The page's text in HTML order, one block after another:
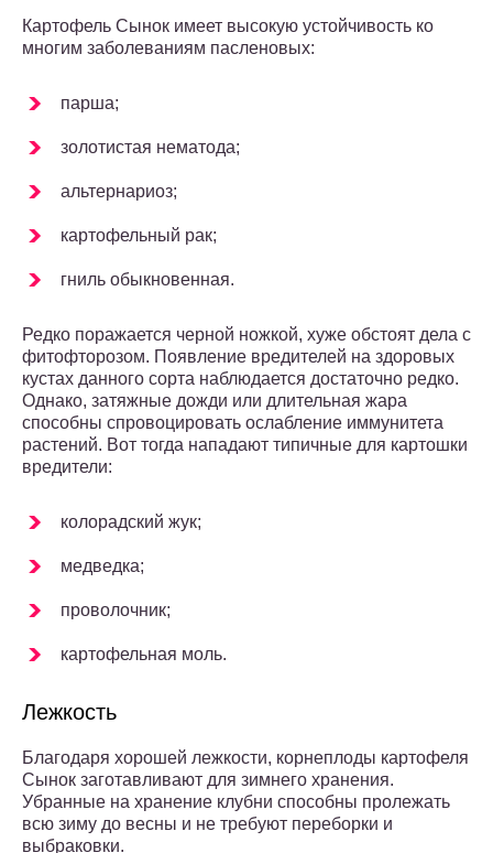
Картофель Сынок имеет высокую устойчивость ко
многим заболеваниям пасленовых:
парша;
золотистая нематода;
альтернариоз;
картофельный рак;
гниль обыкновенная.
Редко поражается черной ножкой, хуже обстоят дела с
фитофторозом. Появление вредителей на здоровых
кустах данного сорта наблюдается достаточно редко.
Однако, затяжные дожди или длительная жара
способны спровоцировать ослабление иммунитета
растений. Вот тогда нападают типичные для картошки
вредители:
колорадский жук;
медведка;
проволочник;
картофельная моль.
Лежкость
Благодаря хорошей лежкости, корнеплоды картофеля
Сынок заготавливают для зимнего хранения.
Убранные на хранение клубни способны пролежать
всю зиму до весны и не требуют переборки и
выбраковки.